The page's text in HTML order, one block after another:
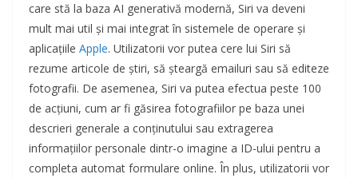
care stă la baza AI generativă modernă, Siri va deveni
mult mai util și mai integrat în sistemele de operare și
aplicațiile Apple. Utilizatorii vor putea cere lui Siri să
rezume articole de știri, să șteargă emailuri sau să editeze
fotografii. De asemenea, Siri va putea efectua peste 100
de acțiuni, cum ar fi găsirea fotografiilor pe baza unei
descrieri generale a conținutului sau extragerea
informațiilor personale dintr-o imagine a ID-ului pentru a
completa automat formulare online. În plus, utilizatorii vor